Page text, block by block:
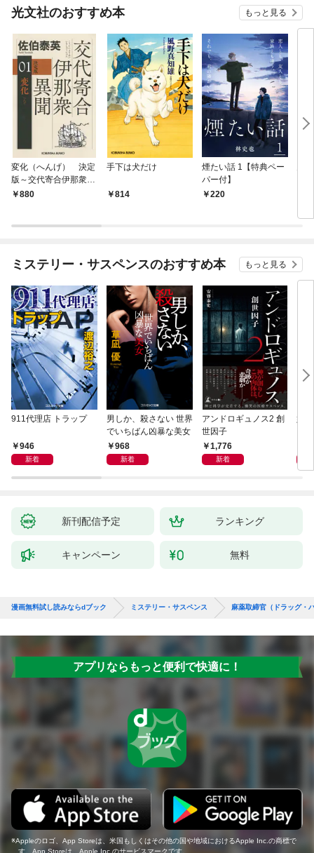
光文社のおすすめ本 もっと見る
変化（へんげ） 決定
版～交代寄合伊那衆異
聞（1）～
880
手下は犬だけ
814
煙たい話 1【特典ペー
パー付】
220
ミステリー・サスペンスのおすすめ本 もっと見る
911代理店 トラップ
946
新着
男しか、殺さない 世界
でいちばん凶暴な美女
968
新着
アンドロギュノス2 創
世因子
1,776
新着
姐
新刊配信予定 ランキング
キャンペーン 無料
漫画無料試し読みならdブック ミステリー・サスペンス 麻薬取締官（ドラッグ・
アプリならもっと便利で快適に！
Appleのロゴ、App Storeは、米国もしくはその他の国や地域におけるApple Inc.の商標で
す。App Storeは、Apple Inc.のサービスマークです。